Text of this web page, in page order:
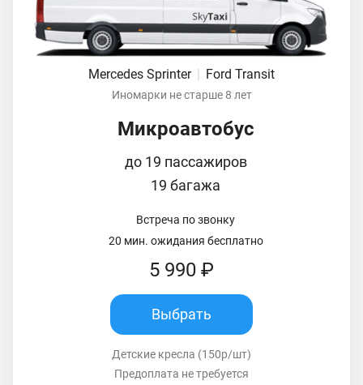
Mercedes Sprinter | Ford Transit
Иномарки не старше 8 лет
Микроавтобус
до 19 пассажиров
19 багажа
Встреча по звонку
20 мин. ожидания бесплатно
5 990 ₽
Выбрать
Детские кресла (150р/шт)
Предоплата не требуется